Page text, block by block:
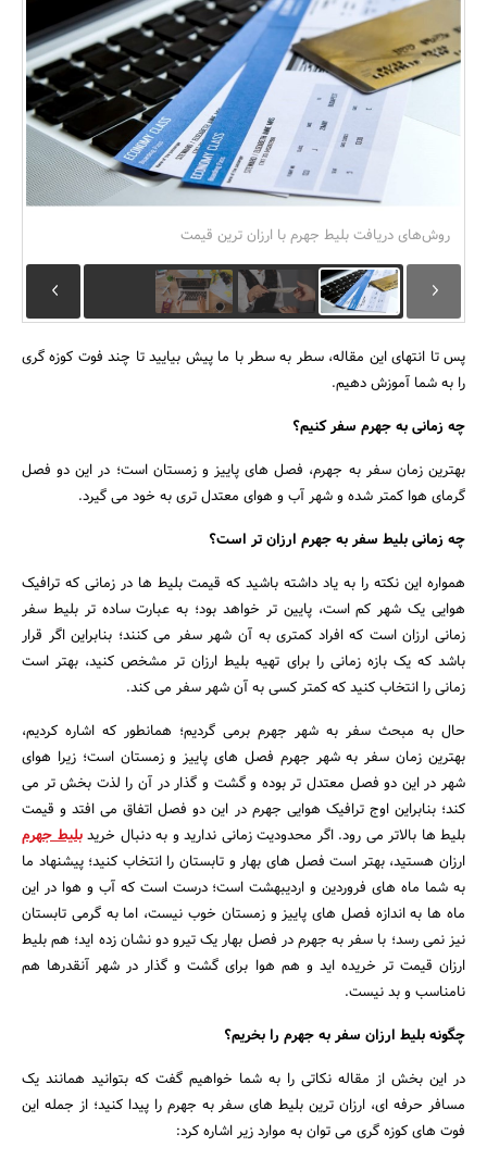
بانک، بیمه و سرمایه
مسکن و ساختمان
جستجو
روش‌های دریافت بلیط جهرم با ارزان ترین قیمت
پس تا انتهای این مقاله، سطر به سطر با ما پیش بیایید تا چند فوت کوزه گری
را به شما آموزش دهیم.
چه زمانی به جهرم سفر کنیم؟
بهترین زمان سفر به جهرم، فصل های پاییز و زمستان است؛ در این دو فصل
گرمای هوا کمتر شده و شهر آب و هوای معتدل تری به خود می گیرد.
چه زمانی بلیط سفر به جهرم ارزان‌ تر است؟
همواره این نکته را به یاد داشته باشید که قیمت بلیط‌ ها در زمانی که ترافیک
هوایی یک شهر کم است، پایین‌ تر خواهد بود؛ به عبارت ساده تر بلیط سفر
زمانی ارزان است که افراد کمتری به آن شهر سفر می کنند؛ بنابراین اگر قرار
باشد که یک بازه زمانی را برای تهیه بلیط ارزان تر مشخص کنید، بهتر است
زمانی را انتخاب کنید که کمتر کسی به آن شهر سفر می کند.
حال به مبحث سفر به شهر جهرم برمی گردیم؛ همانطور که اشاره کردیم،
بهترین زمان سفر به شهر جهرم فصل های پاییز و زمستان است؛ زیرا هوای
شهر در این دو فصل معتدل تر بوده و گشت و گذار در آن را لذت بخش تر می
کند؛ بنابراین اوج ترافیک هوایی جهرم در این دو فصل اتفاق می افتد و قیمت
بلیط ها بالاتر می رود. اگر محدودیت زمانی ندارید و به دنبال خریدبلیط جهرم
ارزان هستید، بهتر است فصل های بهار و تابستان را انتخاب کنید؛ پیشنهاد ما
به شما ماه های فروردین و اردیبهشت است؛ درست است که آب و هوا در این
ماه ها به اندازه فصل های پاییز و زمستان خوب نیست، اما به گرمی تابستان
نیز نمی رسد؛ با سفر به جهرم در فصل بهار یک تیرو دو نشان زده اید؛ هم بلیط
ارزان قیمت تر خریده اید و هم هوا برای گشت و گذار در شهر آنقدرها هم
نامناسب و بد نیست.
چگونه بلیط ارزان سفر به جهرم را بخریم؟
در این بخش از مقاله نکاتی را به شما خواهیم گفت که بتوانید همانند یک
مسافر حرفه ای، ارزان ترین بلیط های سفر به جهرم را پیدا کنید؛ از جمله این
فوت های کوزه گری می توان به موارد زیر اشاره کرد: